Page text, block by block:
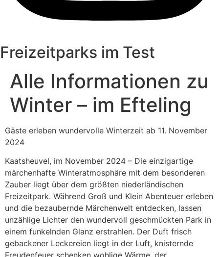
Freizeitparks im Test
Alle Informationen zu
Winter – im Efteling
Gäste erleben wundervolle Winterzeit ab 11. November
2024
Kaatsheuvel, im November 2024 – Die einzigartige
märchenhafte Winteratmosphäre mit dem besonderen
Zauber liegt über dem größten niederländischen
Freizeitpark. Während Groß und Klein Abenteuer erleben
und die bezaubernde Märchenwelt entdecken, lassen
unzählige Lichter den wundervoll geschmückten Park in
einem funkelnden Glanz erstrahlen. Der Duft frisch
gebackener Leckereien liegt in der Luft, knisternde